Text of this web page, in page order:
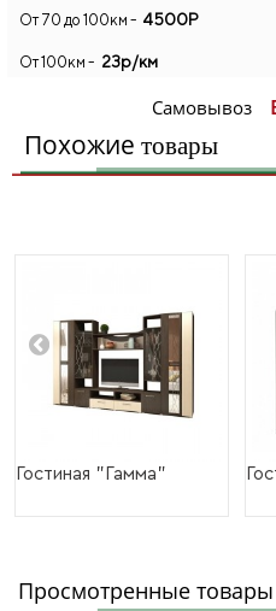
От 70 до 100км - 4500Р
От 100км - 23р/км
Самовывоз
Похожие товары
Гостиная "Гамма"
Просмотренные товары